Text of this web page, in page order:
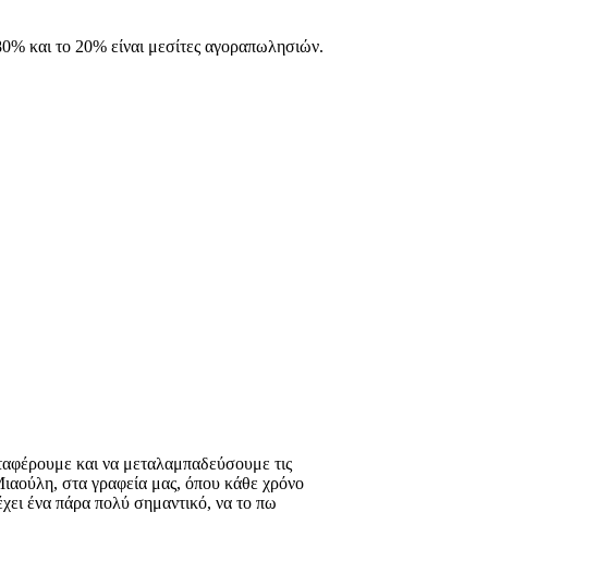
και το 20% είναι μεσίτες αγοραπωλησιών.
και να μεταλαμπαδεύσουμε τις
στα γραφεία μας, όπου κάθε χρόνο
ένα πάρα πολύ σημαντικό, να το πω